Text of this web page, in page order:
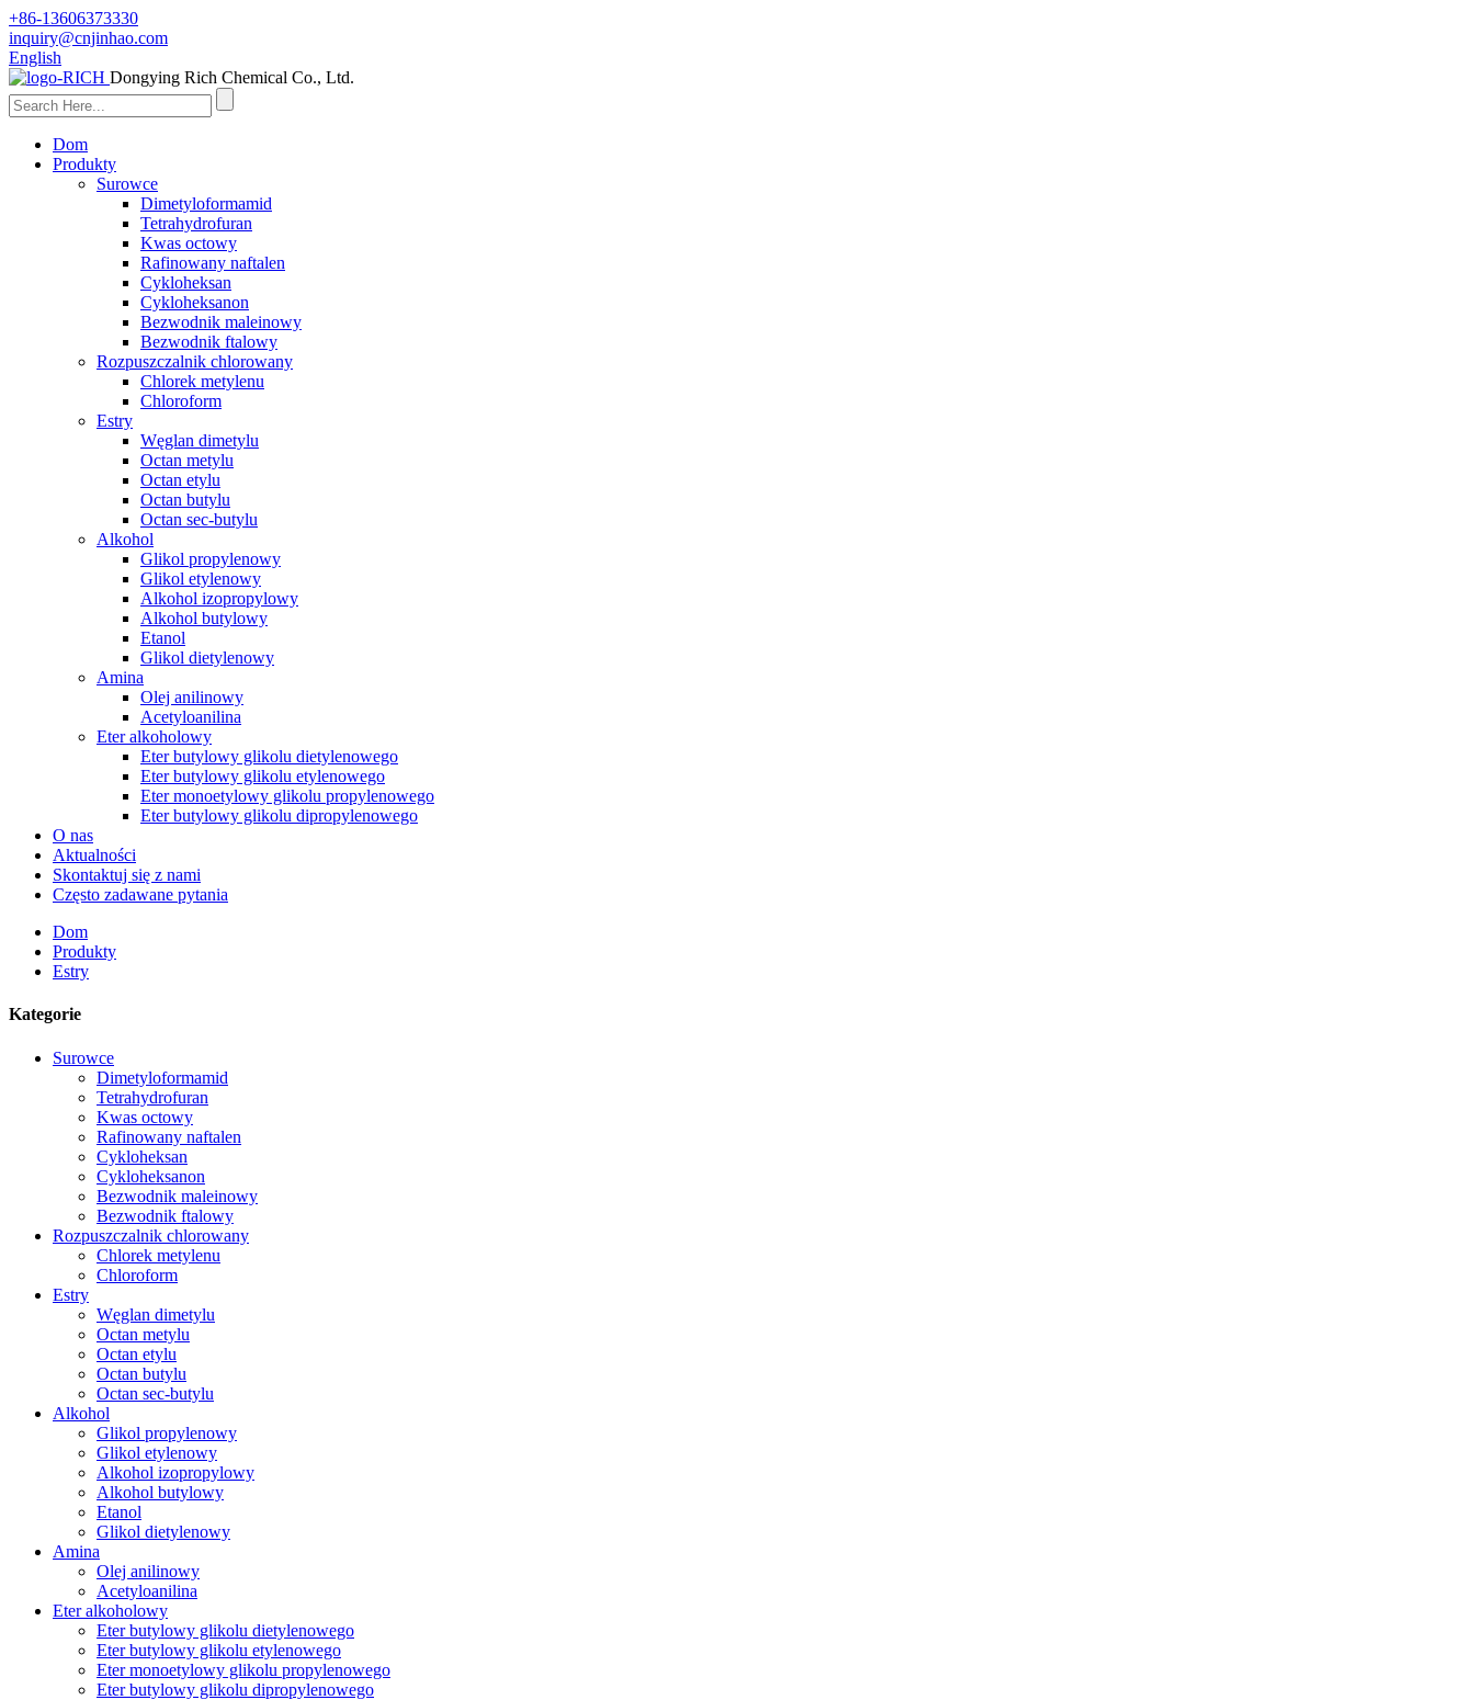
+86-13606373330
inquiry@cnjinhao.com
English
Dongying Rich Chemical Co., Ltd.
Dom
Produkty
Surowce
Dimetyloformamid
Tetrahydrofuran
Kwas octowy
Rafinowany naftalen
Cykloheksan
Cykloheksanon
Bezwodnik maleinowy
Bezwodnik ftalowy
Rozpuszczalnik chlorowany
Chlorek metylenu
Chloroform
Estry
Węglan dimetylu
Octan metylu
Octan etylu
Octan butylu
Octan sec-butylu
Alkohol
Glikol propylenowy
Glikol etylenowy
Alkohol izopropylowy
Alkohol butylowy
Etanol
Glikol dietylenowy
Amina
Olej anilinowy
Acetyloanilina
Eter alkoholowy
Eter butylowy glikolu dietylenowego
Eter butylowy glikolu etylenowego
Eter monoetylowy glikolu propylenowego
Eter butylowy glikolu dipropylenowego
O nas
Aktualności
Skontaktuj się z nami
Często zadawane pytania
Dom
Produkty
Estry
Kategorie
Surowce
Dimetyloformamid
Tetrahydrofuran
Kwas octowy
Rafinowany naftalen
Cykloheksan
Cykloheksanon
Bezwodnik maleinowy
Bezwodnik ftalowy
Rozpuszczalnik chlorowany
Chlorek metylenu
Chloroform
Estry
Węglan dimetylu
Octan metylu
Octan etylu
Octan butylu
Octan sec-butylu
Alkohol
Glikol propylenowy
Glikol etylenowy
Alkohol izopropylowy
Alkohol butylowy
Etanol
Glikol dietylenowy
Amina
Olej anilinowy
Acetyloanilina
Eter alkoholowy
Eter butylowy glikolu dietylenowego
Eter butylowy glikolu etylenowego
Eter monoetylowy glikolu propylenowego
Eter butylowy glikolu dipropylenowego